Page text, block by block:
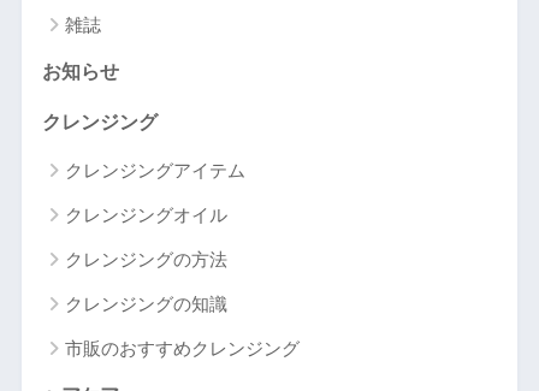
雑誌
お知らせ
クレンジング
クレンジングアイテム
クレンジングオイル
クレンジングの方法
クレンジングの知識
市販のおすすめクレンジング